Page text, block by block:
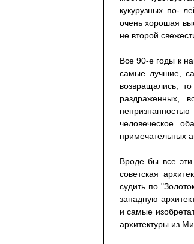
кукурузных по-
очень хорошая
не второй
Все 90-е годы к
самые лучшие,
возвращались,
раздраженных,
человеческое
примечательных
Вроде бы все
советская
судить по
западную
и самые
архитектуры из